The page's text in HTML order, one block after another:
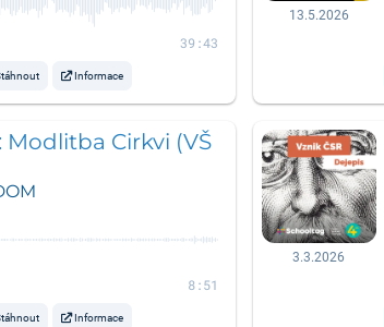
39:43
Informace
13.5.2026
Cirkvi (VŠ
8:51
Informace
3.3.2026